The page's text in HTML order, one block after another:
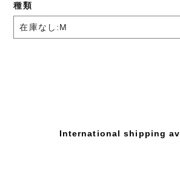
種類
International shipping